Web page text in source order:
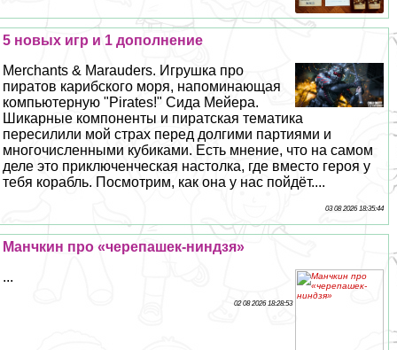
5 новых игр и 1 дополнение
Merchants & Marauders. Игрушка про
пиратов карибского моря, напоминающая
компьютерную "Pirates!" Сида Мейера.
Шикарные компоненты и пиратская тематика
пересилили мой страх перед долгими партиями и
многочисленными кубиками. Есть мнение, что на самом
деле это приключенческая настолка, где вместо героя у
тебя корабль. Посмотрим, как она у нас пойдёт....
03 08 2026 18:35:44
Манчкин про «черепашек-ниндзя»
...
02 08 2026 18:28:53